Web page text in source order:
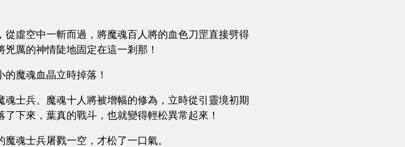
從虛空中一斬而過，將魔魂百人將的血色刀罡直接劈得
厲的神情陡地固定在這一剎那！
魔魂血晶立時掉落！
魂士兵、魔魂十人將被增幅的修為，立時從引靈境初期
下來，葉真的戰斗，也就變得輕松異常起來！
魂士兵屠戮一空，才松了一口氣。